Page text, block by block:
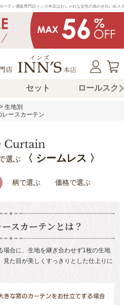
ーテン通販専門店インズ本店はおしゃれな女性の為のきれいめス
セット ロールスク
生地別
ースカーテン
選ぶ 〈 シームレス 〉
柄で選ぶ 価格で選ぶ
スカーテンとは？
場合に、生地を継ぎ合わせず1枚の生地
た目が美しくすっきりとした仕上りに